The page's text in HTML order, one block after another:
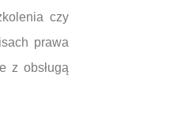
czy
prawa
z obsługą